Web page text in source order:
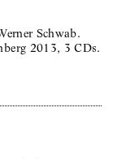
Schwab.
2013, 3 CDs.